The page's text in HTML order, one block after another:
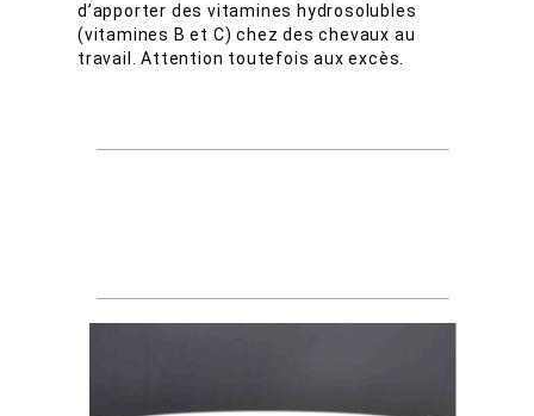
d’apporter des vitamines hydrosolubles
(vitamines B et C) chez des chevaux au
travail. Attention toutefois aux excès.